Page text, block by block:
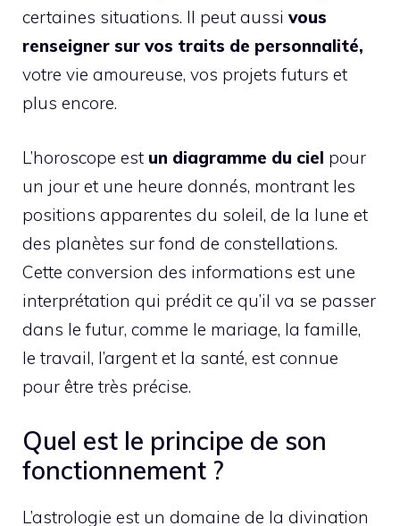
certaines situations. Il peut aussi vous
renseigner sur vos traits de personnalité,
votre vie amoureuse, vos projets futurs et
plus encore.
L’horoscope est un diagramme du ciel pour
un jour et une heure donnés, montrant les
positions apparentes du soleil, de la lune et
des planètes sur fond de constellations.
Cette conversion des informations est une
interprétation qui prédit ce qu’il va se passer
dans le futur, comme le mariage, la famille,
le travail, l’argent et la santé, est connue
pour être très précise.
Quel est le principe de son
fonctionnement ?
L’astrologie est un domaine de la divination